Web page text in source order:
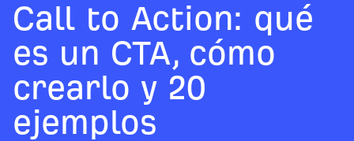
Call to Action: qué
es un CTA, cómo
crearlo y 20
ejemplos